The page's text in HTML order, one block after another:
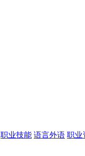
职业技能 语言外语 职业